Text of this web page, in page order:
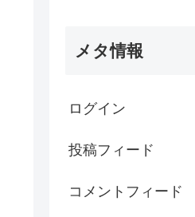
メタ情報
ログイン
投稿フィード
コメントフィード